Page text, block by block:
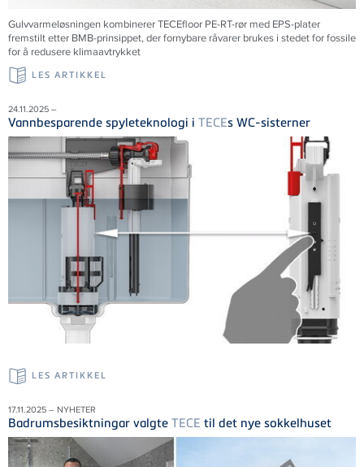
Gulvvarmeløsningen kombinerer TECEfloor PE-RT-rør med EPS-plater
fremstilt etter BMB-prinsippet, der fornybare råvarer brukes i stedet for fossile
for å redusere klimaavtrykket
LES ARTIKKEL
24.11.2025 –
Vannbesparende spyleteknologi i TECEs WC-sisterner
LES ARTIKKEL
17.11.2025 – NYHETER
Badrumsbesiktningar valgte TECE til det nye sokkelhuset